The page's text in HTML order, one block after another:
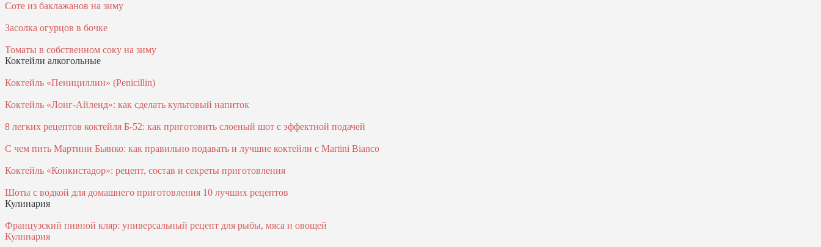
Соте из баклажанов на зиму
Засолка огурцов в бочке
Томаты в собственном соку на зиму
Коктейли алкогольные
Коктейль «Пенициллин» (Penicillin)
Коктейль «Лонг-Айленд»: как сделать культовый напиток
8 легких рецептов коктейля Б-52: как приготовить слоеный шот с эффектной подачей
С чем пить Мартини Бьянко: как правильно подавать и лучшие коктейли с Martini Bianco
Коктейль «Конкистадор»: рецепт, состав и секреты приготовления
Шоты с водкой для домашнего приготовления 10 лучших рецептов
Кулинария
Французский пивной кляр: универсальный рецепт для рыбы, мяса и овощей
Кулинария